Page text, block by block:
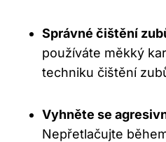
Správné čištění
používáte měkký
techniku⁢ čištění
Vyhněte⁣ se
Nepřetlačujte